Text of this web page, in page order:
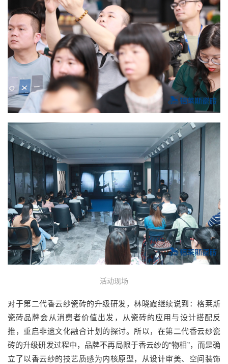
活动现场
对于第二代香云纱瓷砖的升级研发，林晓霞继续说到：格莱斯
瓷砖品牌会从消费者价值出发，从瓷砖的应用与设计搭配反
推，重启非遗文化融合计划的探讨。所以，在第二代香云纱瓷
砖的升级研发过程中，品牌不再局限于香云纱的“物相”，而是确
立了以香云纱的技艺质感为内核原型，从设计审美、空间装饰